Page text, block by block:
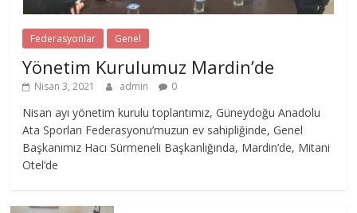
Federasyonlar Genel
Yönetim Kurulumuz Mardin’de
Nisan 3, 2021 admin 0
Nisan ayı yönetim kurulu toplantımız, Güneydoğu Anadolu
Ata Sporları Federasyonu’muzun ev sahipliğinde, Genel
Başkanımız Hacı Sürmeneli Başkanlığında, Mardin’de, Mitani
Otel’de